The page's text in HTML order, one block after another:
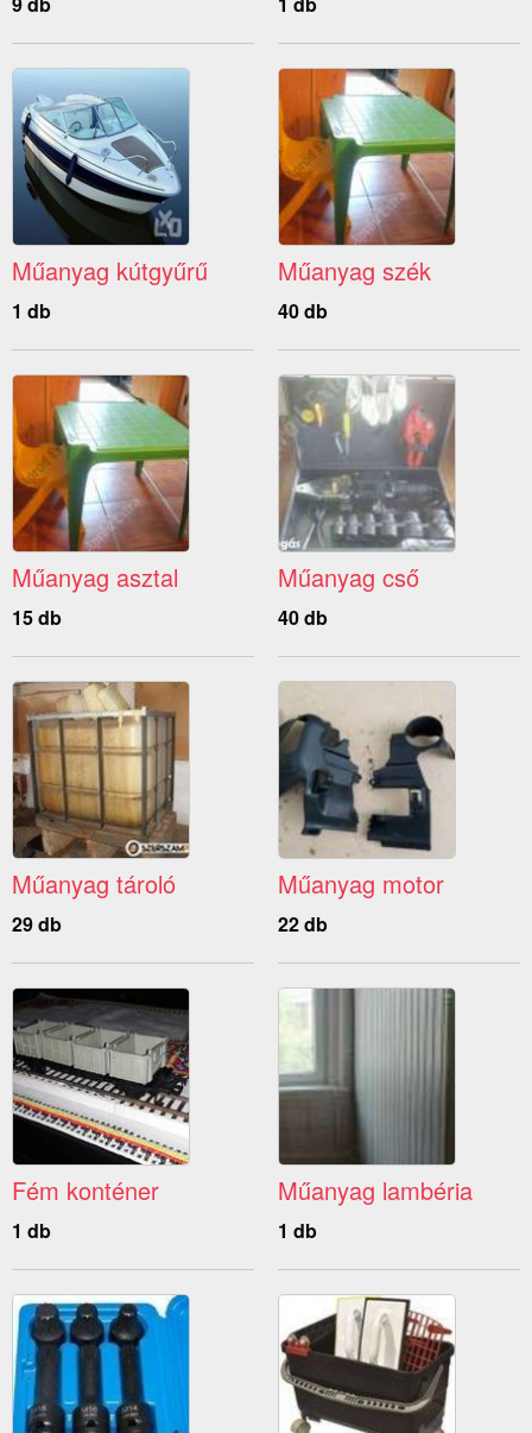
Műanyag kútgyűrű
1 db
Műanyag szék
40 db
Műanyag asztal
15 db
Műanyag cső
40 db
Műanyag tároló
29 db
Műanyag motor
22 db
Fém konténer
1 db
Műanyag lambéria
1 db